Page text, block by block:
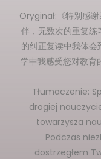
Oryginał:《特别感
伴，无数次的重复练
的纠正复读中我体
学中我感受您对教育
Tłumaczenie:
drogiej
towarzysza
Podczas
dostrzegłem